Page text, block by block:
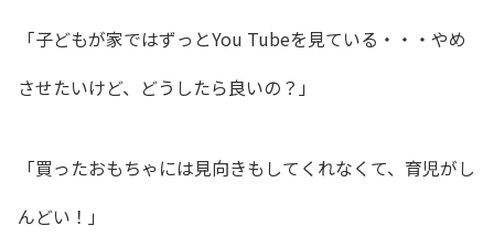
「子どもが家ではずっとYou Tubeを見ている・・・やめ
させたいけど、どうしたら良いの？」
「買ったおもちゃには見向きもしてくれなくて、育児がし
んどい！」